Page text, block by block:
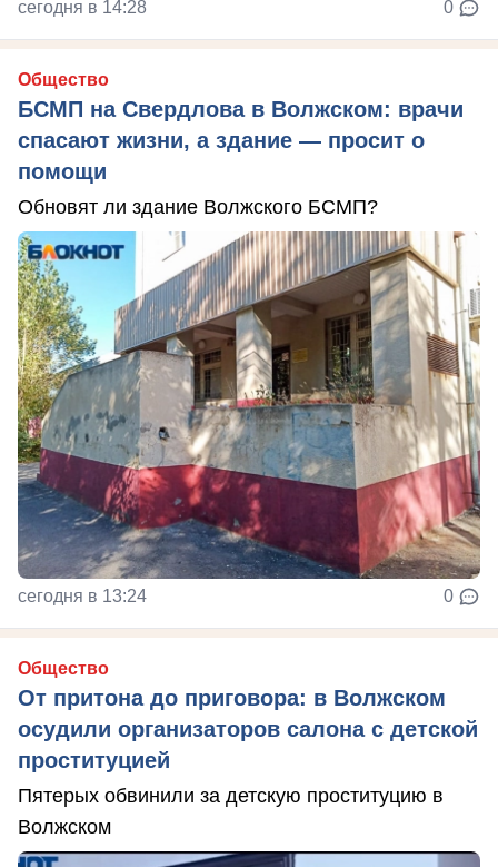
сегодня в 14:28 0
Общество
БСМП на Свердлова в Волжском: врачи
спасают жизни, а здание — просит о
помощи
Обновят ли здание Волжского БСМП?
сегодня в 13:24 0
Общество
От притона до приговора: в Волжском
осудили организаторов салона с детской
проституцией
Пятерых обвинили за детскую проституцию в
Волжском